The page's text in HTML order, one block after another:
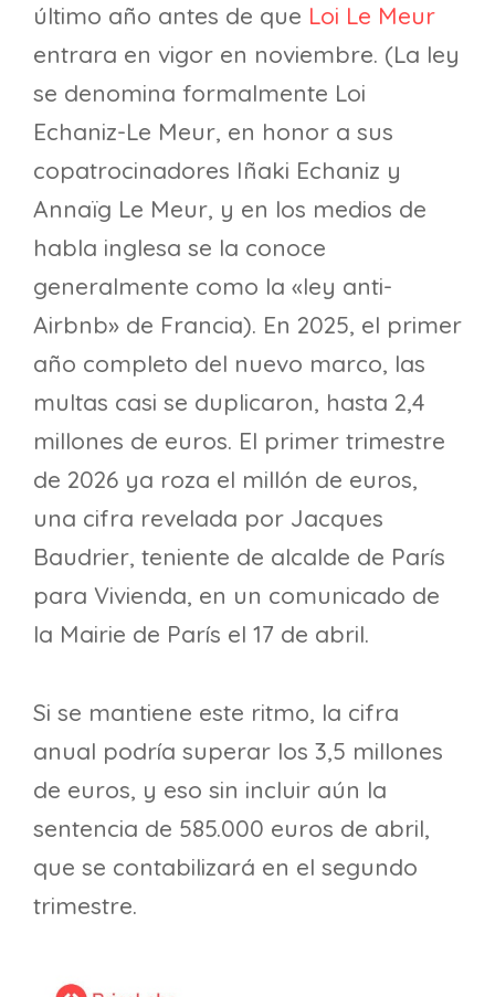
último año antes de que Loi Le Meur
entrara en vigor en noviembre. (La ley
se denomina formalmente Loi
Echaniz-Le Meur, en honor a sus
copatrocinadores Iñaki Echaniz y
Annaïg Le Meur, y en los medios de
habla inglesa se la conoce
generalmente como la «ley anti-
Airbnb» de Francia). En 2025, el primer
año completo del nuevo marco, las
multas casi se duplicaron, hasta 2,4
millones de euros. El primer trimestre
de 2026 ya roza el millón de euros,
una cifra revelada por Jacques
Baudrier, teniente de alcalde de París
para Vivienda, en un comunicado de
la Mairie de París el 17 de abril.
Si se mantiene este ritmo, la cifra
anual podría superar los 3,5 millones
de euros, y eso sin incluir aún la
sentencia de 585.000 euros de abril,
que se contabilizará en el segundo
trimestre.